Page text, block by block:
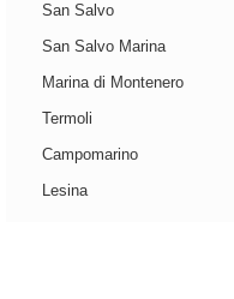
San Salvo
San Salvo Marina
Marina di Montenero
Termoli
Campomarino
Lesina